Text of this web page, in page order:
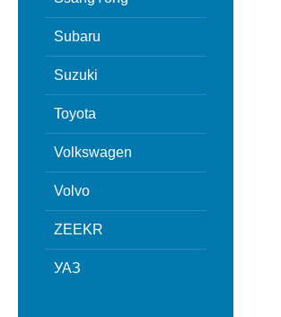
Subaru
Suzuki
Toyota
Volkswagen
Volvo
ZEEKR
УАЗ